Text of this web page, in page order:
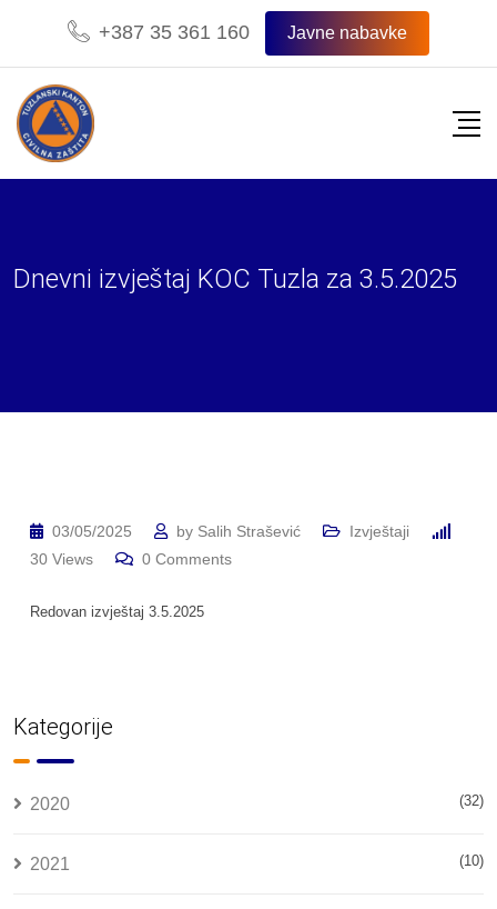
content
+387 35 361 160 Javne nabavke
Dnevni izvještaj KOC Tuzla za 3.5.2025
03/05/2025 by Salih Strašević
Izvještaji
30 Views 0 Comments
Redovan izvještaj 3.5.2025
Kategorije
2020 (32)
2021 (10)